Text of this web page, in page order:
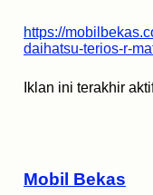
Mobil Bekas
https://
daihatsu-terios-r-
Iklan ini terakhir